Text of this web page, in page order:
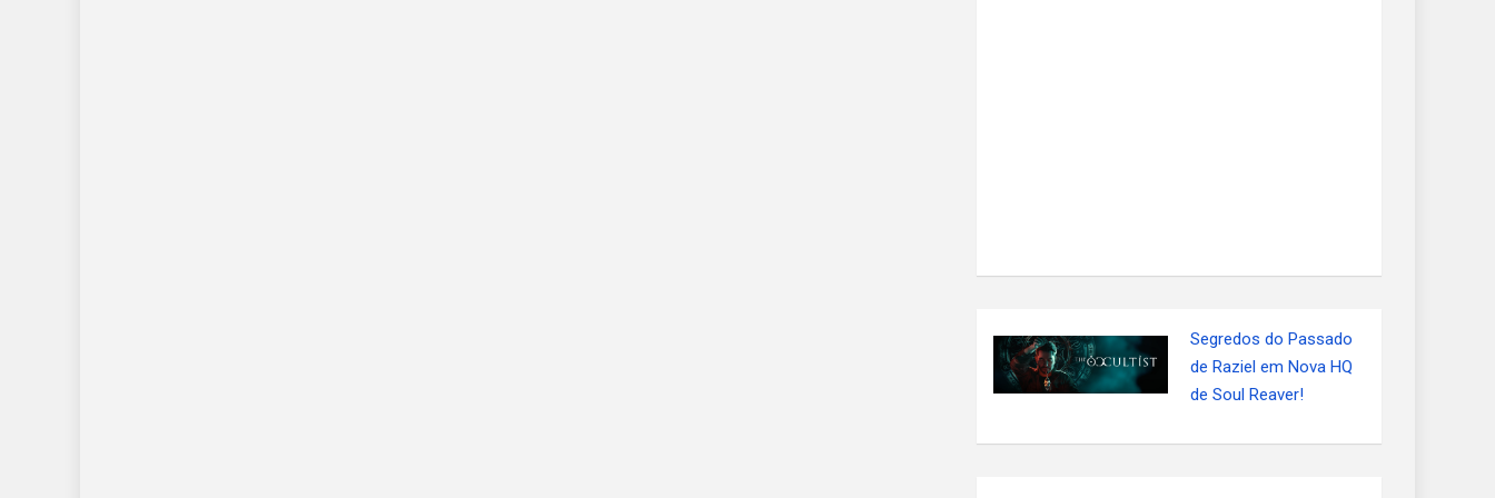
Segredos do Passado
de Raziel em Nova HQ
de Soul Reaver!